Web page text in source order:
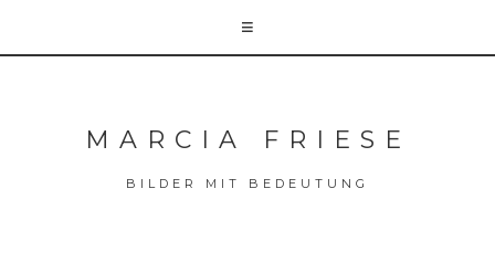
MARCIA FRIESE
BILDER MIT BEDEUTUNG